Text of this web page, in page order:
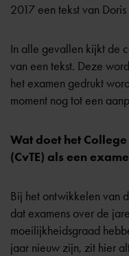
2017 een tekst van
In alle gevallen kijkt de
van een tekst. Deze
het examen gedrukt
moment nog tot een
Wat doet het
(CvTE) als een
Bij het ontwikkelen van
dat examens over de
moeilijkheidsgraad
jaar nieuw zijn, zit hier